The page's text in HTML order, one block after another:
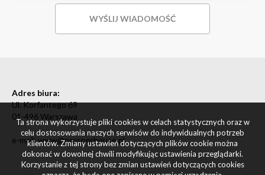
Adres biura:
Ul. Korfantego 69
01-496 Warszawa
e-mail: www@prosperhouse.pl
Ta strona wykorzystuje pliki cookies w celach statystycznych oraz w
celu dostosowania naszych serwisów do indywidualnych potrzeb
klientów. Zmiany ustawień dotyczących plików cookie można
dokonać w dowolnej chwili modyfikując ustawienia przeglądarki.
Korzystanie z tej strony bez zmian ustawień dotyczących cookies